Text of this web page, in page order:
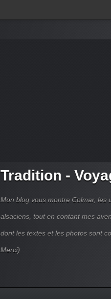
Tradition -
Mon blog vous montre Colmar, les
alsaciens, tout en contant mes
dont les textes et les photos sont
Merci)